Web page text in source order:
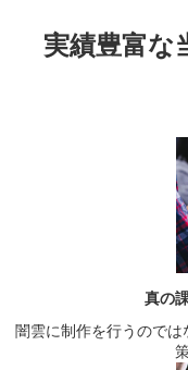
実績豊富な
真の
闇雲に制作を行うので